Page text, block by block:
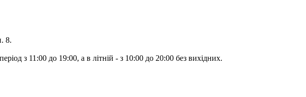
8.
з 11:00 до 19:00, а в літній - з 10:00 до 20:00 без вихідних.